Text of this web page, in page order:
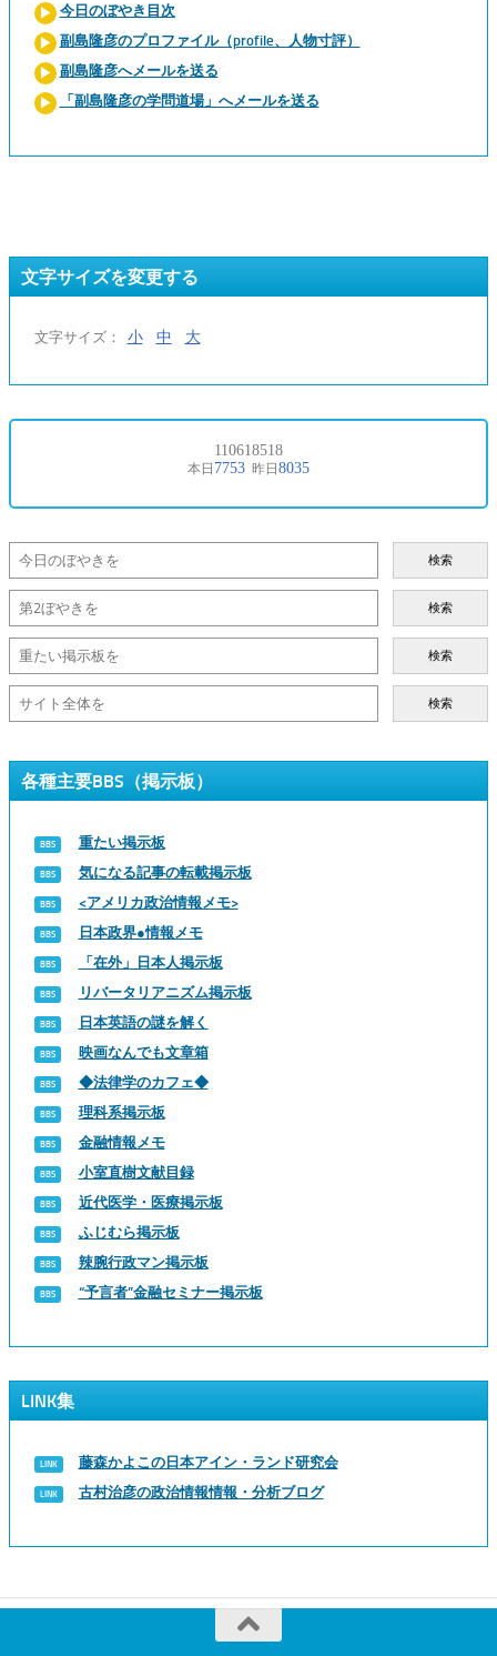
今日のぼやき目次
副島隆彦のプロファイル（profile、人物寸評）
副島隆彦へメールを送る
「副島隆彦の学問道場」へメールを送る
文字サイズを変更する
文字サイズ： 小 中 大
検索
検索
検索
検索
各種主要BBS（掲示板）
重たい掲示板
気になる記事の転載掲示板
<アメリカ政治情報メモ>
日本政界●情報メモ
「在外」日本人掲示板
リバータリアニズム掲示板
日本英語の謎を解く
映画なんでも文章箱
◆法律学のカフェ◆
理科系掲示板
金融情報メモ
小室直樹文献目録
近代医学・医療掲示板
ふじむら掲示板
辣腕行政マン掲示板
“予言者”金融セミナー掲示板
LINK集
藤森かよこの日本アイン・ランド研究会
古村治彦の政治情報情報・分析ブログ